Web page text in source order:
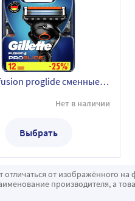
Gillette fusion proglide сменные кассеты для бритья 12 шт.
Нет в наличии
Выбрать
от изображённого
производителя, а